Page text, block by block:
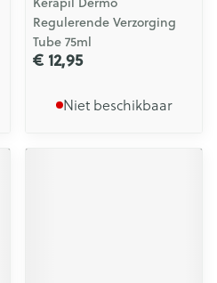
Regulerende Verzorging
Tube 75ml
€ 12,95
Niet beschikbaar